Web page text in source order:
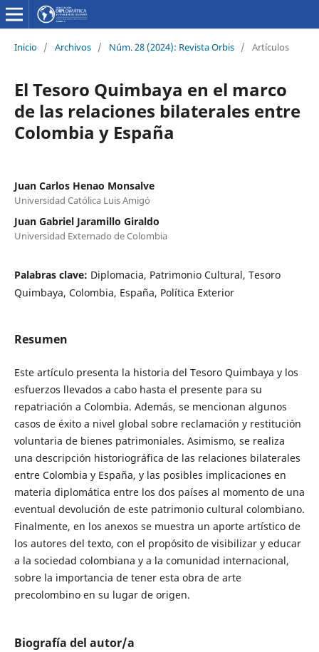
Inicio / Archivos / Núm. 28 (2024): Revista Orbis / Artículos
El Tesoro Quimbaya en el marco
de las relaciones bilaterales entre
Colombia y España
Juan Carlos Henao Monsalve
Universidad Católica Luis Amigó
Juan Gabriel Jaramillo Giraldo
Universidad Externado de Colombia
Palabras clave: Diplomacia, Patrimonio Cultural, Tesoro
Quimbaya, Colombia, España, Política Exterior
Resumen
Este artículo presenta la historia del Tesoro Quimbaya y los
esfuerzos llevados a cabo hasta el presente para su
repatriación a Colombia. Además, se mencionan algunos
casos de éxito a nivel global sobre reclamación y restitución
voluntaria de bienes patrimoniales. Asimismo, se realiza
una descripción historiográfica de las relaciones bilaterales
entre Colombia y España, y las posibles implicaciones en
materia diplomática entre los dos países al momento de una
eventual devolución de este patrimonio cultural colombiano.
Finalmente, en los anexos se muestra un aporte artístico de
los autores del texto, con el propósito de visibilizar y educar
a la sociedad colombiana y a la comunidad internacional,
sobre la importancia de tener esta obra de arte
precolombino en su lugar de origen.
Biografía del autor/a